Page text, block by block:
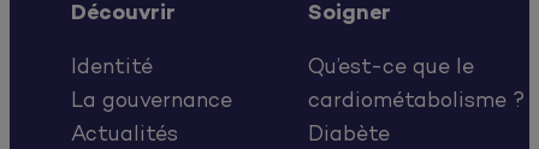
Découvrir
Identité
La gouvernance
Actualités
Soigner
Qu’est-ce que le
cardiométabolisme ?
Diabète